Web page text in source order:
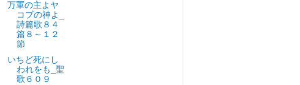
万軍の主よヤ
コブの神よ_
詩篇歌８４
篇８～１２
節
いちど死にし
われをも_聖
歌６０９